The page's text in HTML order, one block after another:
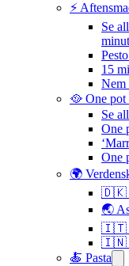
⚡
Se
15
Nem
🥘 One pot
Se
One
One
🌍
🇩🇰
🌏
🇮🇹
🇮🇳
🍝 Pasta